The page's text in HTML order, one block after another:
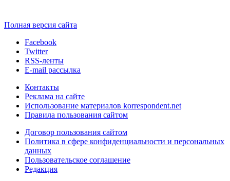
Полная версия сайта
Facebook
Twitter
RSS-ленты
E-mail рассылка
Контакты
Реклама на сайте
Использование материалов korrespondent.net
Правила пользования сайтом
Договор пользования сайтом
Политика в сфере конфиденциальности и персональных
данных
Пользовательское соглашение
Редакция